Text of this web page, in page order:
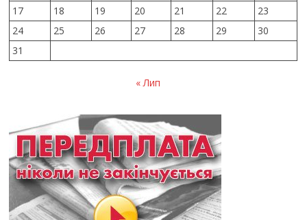
17
18 19 20 21 22
23
24
25 26 27 28 29
30
31
« Лип